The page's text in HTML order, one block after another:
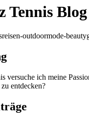
Tennis Blog
reisen-outdoormode-beauty
versuche ich meine
entdecken?